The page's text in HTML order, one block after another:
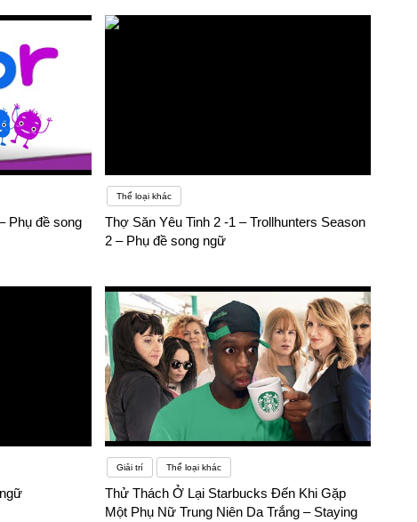
thể là một yếu tố góp phần quan trọng trong việc tiếp thu
khác, những người có khả năng học ngoại ngữ siêu việt có
khó khăn “ngại nói”. Học bất cứ ngoại ngữ nào cũng yêu
người học tiếng Anh bắt nguồn từ sự yêu thích với ngôn ngữ
muốn tìm được công việc tốt hơn.Nhưng cũng có người học
là mất đi năng lượng của bản thân, sự kiên trì sẽ dần bị hao
với việc học tập
Phụ đề song
Thể loại khác
Thợ Săn Yêu Tinh 2 -1 – Trollhunters Season
2 – Phụ đề song ngữ
Giải trí Thể loại khác
Thử Thách Ở Lại Starbucks Đến Khi Gặp
Một Phụ Nữ Trung Niên Da Trắng – Staying